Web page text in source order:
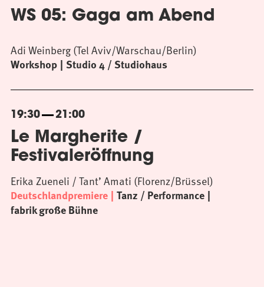
WS 05: Gaga am Abend
Workshop Studio 4 / Studiohaus
Adi Weinberg (Tel Aviv/Warschau/Berlin)
19:30 21:00
Le Margherite /
Festivaleröffnung
Deutschlandpremiere Tanz / Performance
fabrik große Bühne
Erika Zueneli / Tant’ Amati (Florenz/Brüssel)